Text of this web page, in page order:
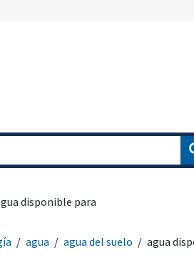
disponible para
agua agua del suelo
agua